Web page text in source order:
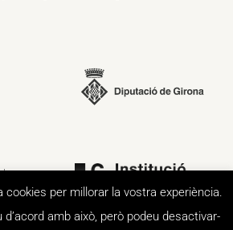
cookies per millorar la vostra experiència.
amb això, però podeu desactivar-